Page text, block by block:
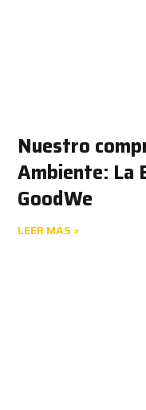
Nuestro
Ambiente: La
GoodWe
LEER MÁS >